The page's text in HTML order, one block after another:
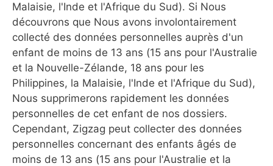
Malaisie, l'Inde et l'Afrique du Sud). Si Nous
découvrons que Nous avons involontairement
collecté des données personnelles auprès d'un
enfant de moins de 13 ans (15 ans pour l'Australie
et la Nouvelle-Zélande, 18 ans pour les
Philippines, la Malaisie, l'Inde et l'Afrique du Sud),
Nous supprimerons rapidement les données
personnelles de cet enfant de nos dossiers.
Cependant, Zigzag peut collecter des données
personnelles concernant des enfants âgés de
moins de 13 ans (15 ans pour l'Australie et la